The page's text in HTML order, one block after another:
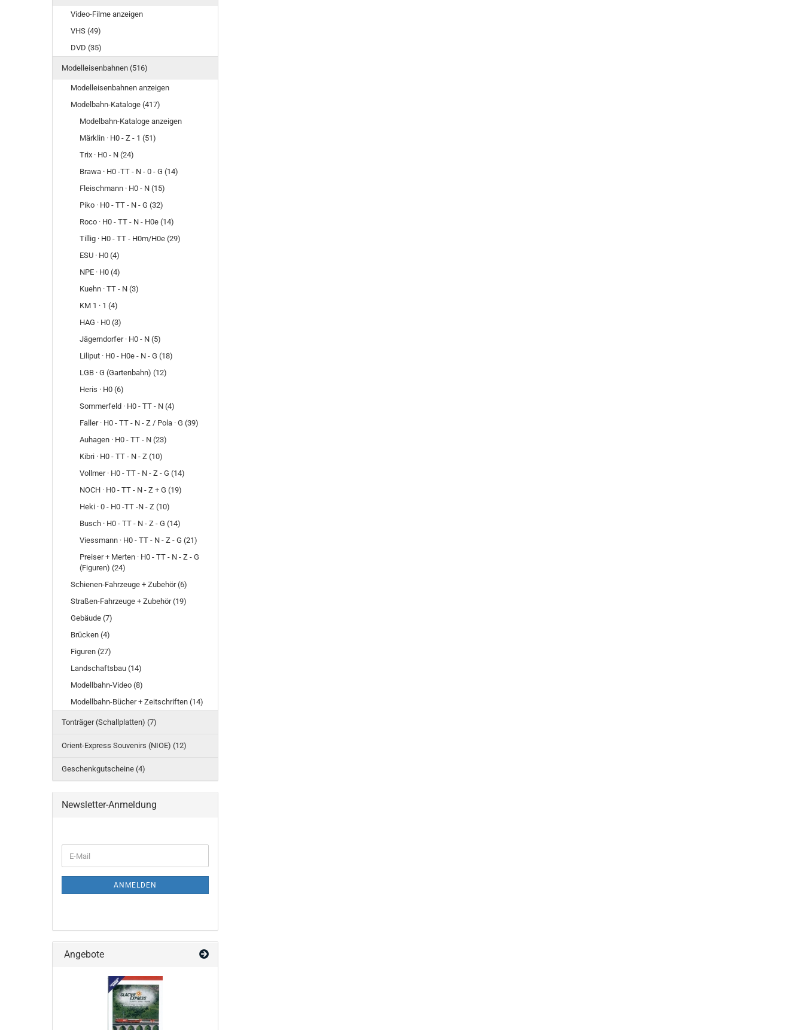
Video-Filme anzeigen
VHS (49)
DVD (35)
Modelleisenbahnen (516)
Modelleisenbahnen anzeigen
Modelbahn-Kataloge (417)
Modelbahn-Kataloge anzeigen
Märklin · H0 - Z - 1 (51)
Trix · H0 - N (24)
Brawa · H0 -TT - N - 0 - G (14)
Fleischmann · H0 - N (15)
Piko · H0 - TT - N - G (32)
Roco · H0 - TT - N - H0e (14)
Tillig · H0 - TT - H0m/H0e (29)
ESU · H0 (4)
NPE · H0 (4)
Kuehn · TT - N (3)
KM 1 · 1 (4)
HAG · H0 (3)
Jägerndorfer · H0 - N (5)
Liliput · H0 - H0e - N - G (18)
LGB · G (Gartenbahn) (12)
Heris · H0 (6)
Sommerfeld · H0 - TT - N (4)
Faller · H0 - TT - N - Z / Pola · G (39)
Auhagen · H0 - TT - N (23)
Kibri · H0 - TT - N - Z (10)
Vollmer · H0 - TT - N - Z - G (14)
NOCH · H0 - TT - N - Z + G (19)
Heki · 0 - H0 -TT -N - Z (10)
Busch · H0 - TT - N - Z - G (14)
Viessmann · H0 - TT - N - Z - G (21)
Preiser + Merten · H0 - TT - N - Z - G
(Figuren) (24)
Schienen-Fahrzeuge + Zubehör (6)
Straßen-Fahrzeuge + Zubehör (19)
Gebäude (7)
Brücken (4)
Figuren (27)
Landschaftsbau (14)
Modellbahn-Video (8)
Modellbahn-Bücher + Zeitschriften (14)
Tonträger (Schallplatten) (7)
Orient-Express Souvenirs (NIOE) (12)
Geschenkgutscheine (4)
Newsletter-Anmeldung
ZUR
E-
Mail
ANMELDEN
Angebote